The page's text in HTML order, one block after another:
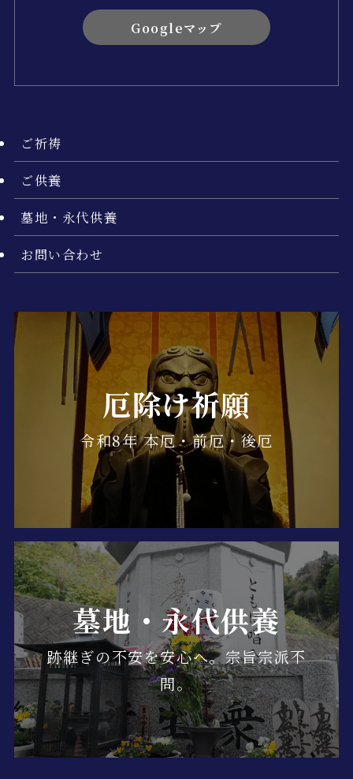
Googleマップ
ご祈祷
ご供養
墓地・永代供養
お問い合わせ
厄除け祈願
令和8年 本厄・前厄・後厄
墓地・永代供養
跡継ぎの不安を安心へ。宗旨宗派不
問。